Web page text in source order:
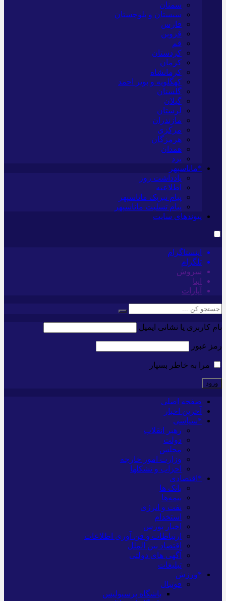
سمنان
سیستان و بلوچستان
فارس
قزوین
قم
کردستان
کرمان
کرمانشاه
کهگلویه و بویر احمد
گلستان
گیلان
لرستان
مازندران
مرکزی
هرمزگان
همدان
یزد
*ماناسپهر
یادداشت روز
اطلاعیه
پیام تبریک ماناسپهر
پیام تسلیت ماناسپهر
پیوندهای سایت
اینستاگرام
تلگرام
سروش
ایتا
آپارات
نام کاربری یا نشانی ایمیل
رمز عبور
مرا به خاطر بسپار
صفحه اصلی
آخرین اخبار
*سیاسی
رهبر انقلاب
دولت
مجلس
وزارت امور خارجه
احزاب و تشکلها
*اقتصادی
بانک ها
بیمه‌ها
نفت و انرژی
استخدام
اخبار بورس
ارتباطات و فن آوری اطلاعات
اقتصاد بین الملل
آگهی های دولتی
تبلیغات
*ورزش
فوتبال
باشگاه پرسپولیس